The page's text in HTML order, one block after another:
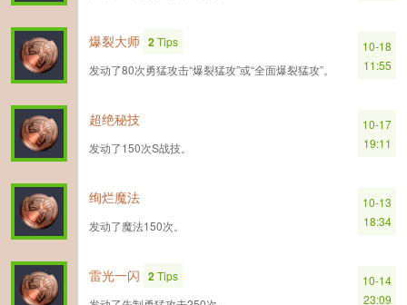
爆裂大师 2Tips
发动了80次勇猛攻击“爆裂猛攻”或“全面爆裂猛攻”。
10-18
11:55
超绝秘技
发动了150次S战技。
10-17
19:11
绚烂魔法
发动了魔法150次。
10-13
18:34
雷光一闪 2Tips
10-14
23:09